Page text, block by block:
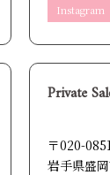
Instagram
Private
〒020-
岩手県盛